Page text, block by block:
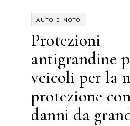
AUTO E MOTO
Protezioni
antigrandine
veicoli per la
protezione
danni da